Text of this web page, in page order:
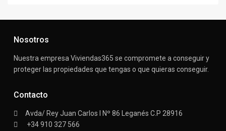
Nosotros
Nuestra empresa Viviendas365 se compromete a conseguir y
proteger las propiedades que tengas o que quieras conseguir.
Contacto
Avda/ Rey Juan Carlos I Nº 86 Leganés C.P 28916
+34 910 327 566